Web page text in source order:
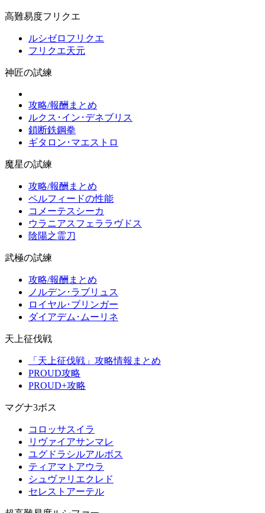
高難易度フリクエ
ルシゼロフリクエ
フリクエ天元
神匠の試練
攻略/報酬まとめ
ルクス･イン･デネブリス
鎖断鉄鋼拳
ギタロン･マエストロ
魔星の試練
攻略/報酬まとめ
ペルフィードの性能
コメーテスシーカ
ウラニアスフェララヴドス
陰陽之霊刀
武極の試練
攻略/報酬まとめ
ノルデン･ラブリュス
ロイヤル･ブリンガー
ダイアデム･ムーリネ
天上征伐戦
「天上征伐戦」攻略情報まとめ
PROUD攻略
PROUD+攻略
マグナ3ボス
コロッサスイラ
リヴァイアサンマレ
ユグドラシルアルボス
ティアマトアウラ
シュヴァリエクレド
セレストアーテル